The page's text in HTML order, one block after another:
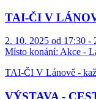
TAI-ČI V
2. 10. 2025 od 17:30 -
Místo konání: Akce -
TAI-ČI V Lánově -
VÝSTAVA -